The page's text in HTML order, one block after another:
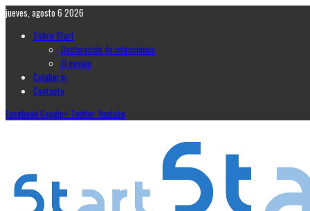
jueves, agosto 6 2026
Sobre Start
Declaración de intenciones
El equipo
Colaborar
Contacto
FacebookGoogle+ TwitterYoutube